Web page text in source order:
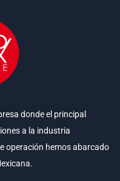
donde el principal
a la industria
operación hemos abarcado